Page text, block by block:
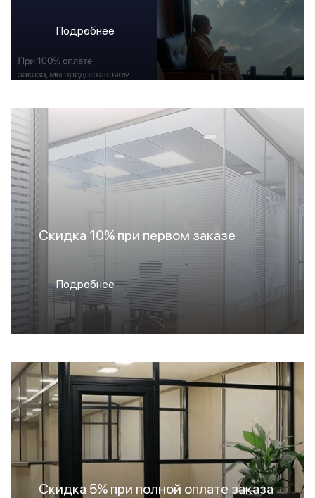
Подробнее
Скидка 10% при первом заказе
Подробнее
Скидка 5% при полной оплате заказа